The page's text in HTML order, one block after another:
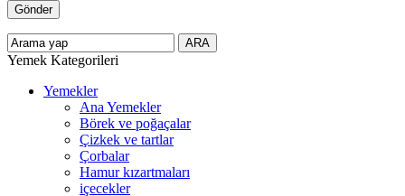
Yemek Kategorileri
Yemekler
Ana Yemekler
Börek ve poğaçalar
Çizkek ve tartlar
Çorbalar
Hamur kızartmaları
içecekler